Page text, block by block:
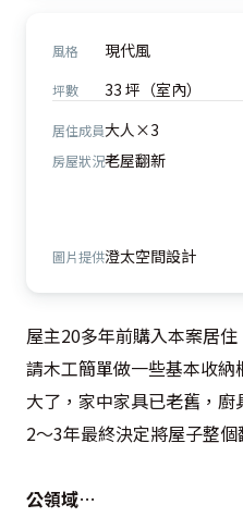
風格 現代風
坪數 33 坪（室內）
居住成員大人×3
房屋狀況老屋翻新
圖片提供澄太空間設計
屋主20多年前購入本案居
請木工簡單做一些基本收
大了，家中家具已老舊，
2～3年最終決定將屋子整個
公領域